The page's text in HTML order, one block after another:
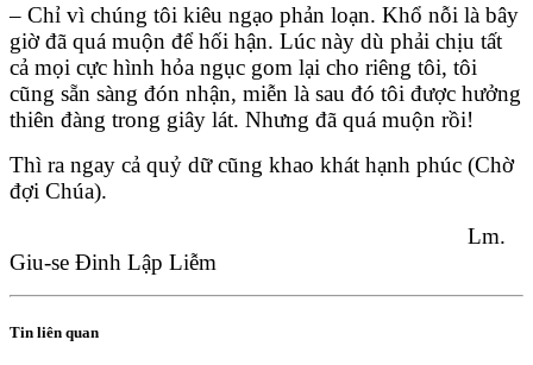
– Chỉ vì chúng tôi kiêu ngạo phản loạn. Khổ nỗi là bây
giờ đã quá muộn để hối hận. Lúc này dù phải chịu tất
cả mọi cực hình hỏa ngục gom lại cho riêng tôi, tôi
cũng sẵn sàng đón nhận, miễn là sau đó tôi được hưởng
thiên đàng trong giây lát. Nhưng đã quá muộn rồi!
Thì ra ngay cả quỷ dữ cũng khao khát hạnh phúc (Chờ
đợi Chúa).
Lm.
Giu-se Đinh Lập Liễm
Tin liên quan